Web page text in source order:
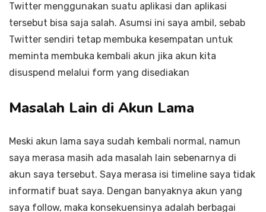
Twitter menggunakan suatu aplikasi dan aplikasi
tersebut bisa saja salah. Asumsi ini saya ambil, sebab
Twitter sendiri tetap membuka kesempatan untuk
meminta membuka kembali akun jika akun kita
disuspend melalui form yang disediakan
Masalah Lain di Akun Lama
Meski akun lama saya sudah kembali normal, namun
saya merasa masih ada masalah lain sebenarnya di
akun saya tersebut. Saya merasa isi timeline saya tidak
informatif buat saya. Dengan banyaknya akun yang
saya follow, maka konsekuensinya adalah berbagai